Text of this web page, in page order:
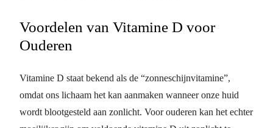
Voordelen van Vitamine D voor
Ouderen
Vitamine D staat bekend als de “zonneschijnvitamine”,
omdat ons lichaam het kan aanmaken wanneer onze huid
wordt blootgesteld aan zonlicht. Voor ouderen kan het echter